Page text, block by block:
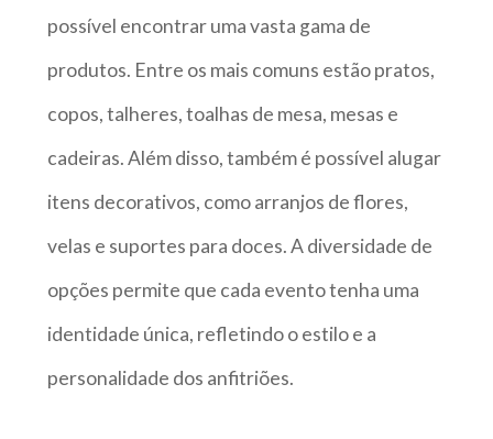
possível encontrar uma vasta gama de
produtos. Entre os mais comuns estão pratos,
copos, talheres, toalhas de mesa, mesas e
cadeiras. Além disso, também é possível alugar
itens decorativos, como arranjos de flores,
velas e suportes para doces. A diversidade de
opções permite que cada evento tenha uma
identidade única, refletindo o estilo e a
personalidade dos anfitriões.